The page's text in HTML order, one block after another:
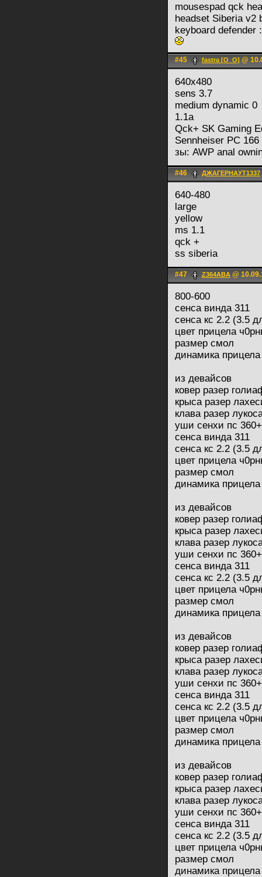
mousespad qck
headset Siberia v2
keyboard defender
#45 fastra [O_O] @
640x480
sens 3.7
medium dynamic 0
1.1a
Qck+ SK Gaming
Sennheiser PC 166
зы: AWP anal
#46 ДЖАГЕРНАУТ1337
640-480
large
yellow
ms 1.1
qck +
ss siberia
#47 Z364ABA @
800-600
сенса винда 311
сенса кс 2.2 (3.5
цвет прицела
размер смол
динамика
из девайсов
ковер разер
крыса разер
клава разер
уши сенхи пс
сенса винда 311
сенса кс 2.2 (3.5
цвет прицела
размер смол
динамика
из девайсов
ковер разер
крыса разер
клава разер
уши сенхи пс
сенса винда 311
сенса кс 2.2 (3.5
цвет прицела
размер смол
динамика
из девайсов
ковер разер
крыса разер
клава разер
уши сенхи пс
сенса винда 311
сенса кс 2.2 (3.5
цвет прицела
размер смол
динамика
из девайсов
ковер разер
крыса разер
клава разер
уши сенхи пс
сенса винда 311
сенса кс 2.2 (3.5
цвет прицела
размер смол
динамика